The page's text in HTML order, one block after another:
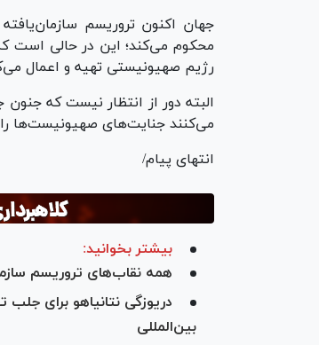
جهان اکنون تروریسم
محکوم می‌کند؛ این در حالی است
رژیم صهیونیستی تهیه و اعمال
البته دور از انتظار نیست که
می‌کنند جنایت‌های صهیونیست‌ها را
انتهای پیام/
بیشتر بخوانید:
همه نقاب‌های تروریسم
دریوزگی نتانیاهو برای
بین‌المللی